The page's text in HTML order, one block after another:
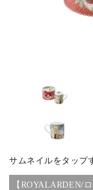
サムネイルをタップ
【ROYALARDEN/